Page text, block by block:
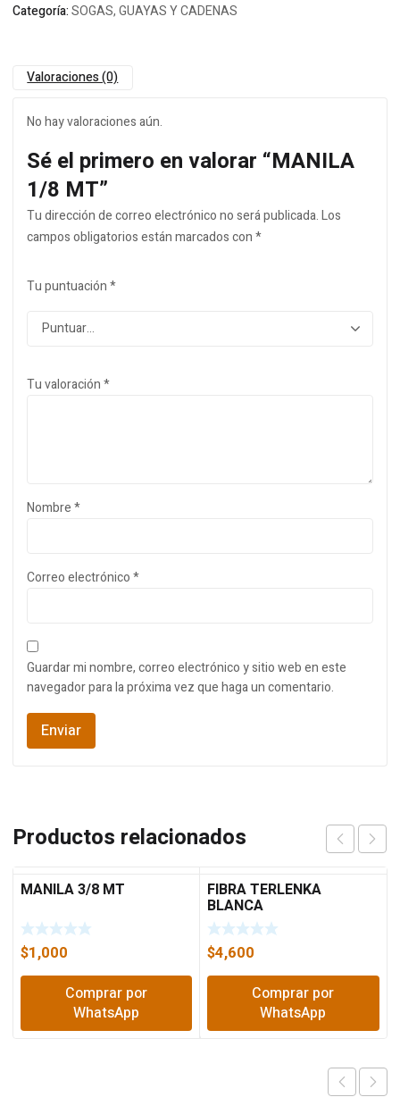
Categoría:SOGAS, GUAYAS Y CADENAS
Valoraciones (0)
No hay valoraciones aún.
Sé el primero en valorar “MANILA
1/8 MT”
Tu dirección de correo electrónico no será publicada.Los
campos obligatorios están marcados con*
Tu puntuación*
Tu valoración*
Nombre*
Correo electrónico*
Guardar mi nombre, correo electrónico y sitio web en este
navegador para la próxima vez que haga un comentario.
Productos relacionados
MANILA 3/8 MT
$1,000
Comprar por
WhatsApp
FIBRA TERLENKA
BLANCA
$4,600
Comprar por
WhatsApp